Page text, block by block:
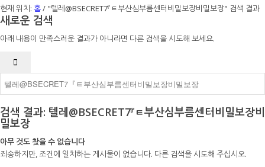
현재 위치: 홈/ "텔레@BSECRET7『ㅌ부산심부름센터비밀보장비밀보장" 검색 결과
새로운 검색
아래 내용이 만족스러운 결과가 아니라면 다른 검색을 시도해 보세요.
검색 결과: 텔레@BSECRET7『ㅌ부산심부름센터비밀보장비
밀보장
아무 것도 찾을 수 없습니다
죄송하지만, 조건에 일치하는 게시물이 없습니다. 다른 검색을 시도해 주십시오.